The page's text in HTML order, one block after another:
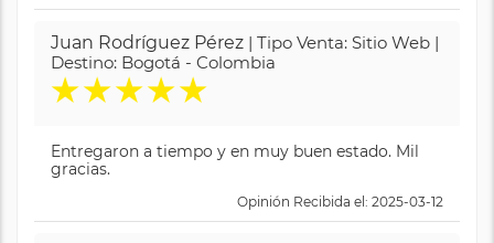
Juan Rodríguez Pérez | Tipo Venta: Sitio Web |
Destino: Bogotá - Colombia
★★★★★
Entregaron a tiempo y en muy buen estado. Mil
gracias.
Opinión Recibida el: 2025-03-12